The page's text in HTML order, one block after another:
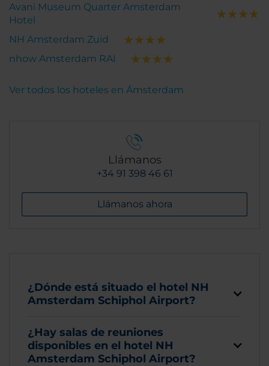
Avani Museum Quarter Amsterdam
Hotel
NH Amsterdam Zuid
nhow Amsterdam RAI
Ver todos los hoteles en Ámsterdam
Llámanos
+34 91 398 46 61
Llámanos ahora
¿Dónde está situado el hotel NH
Amsterdam Schiphol Airport?
¿Hay salas de reuniones
disponibles en el hotel NH
Amsterdam Schiphol Airport?